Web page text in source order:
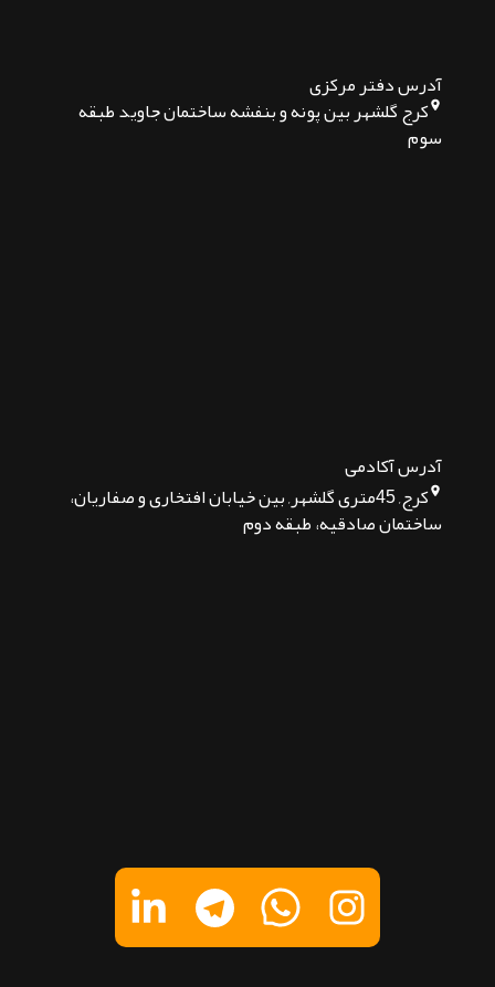
آدرس دفتر مرکزی
کرج گلشهر بین پونه و بنفشه ساختمان جاوید طبقه
سوم
آدرس آکادمی
کرج, 45متری گلشهر, بین خیابان افتخاری و صفاریان،
ساختمان صادقیه، طبقه دوم